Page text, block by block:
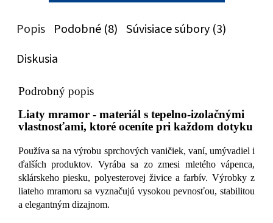
Popis Podobné (8) Súvisiace súbory (3)
Diskusia
Podrobný popis
Liaty mramor - materiál s tepelno-izolačnými
vlastnosťami, ktoré oceníte pri každom dotyku
Používa sa na výrobu sprchových vaničiek, vaní, umývadiel i
ďalších produktov. Vyrába sa zo zmesi mletého vápenca,
sklárskeho piesku, polyesterovej živice a farbív. Výrobky z
liateho mramoru sa vyznačujú vysokou pevnosťou, stabilitou
a elegantným dizajnom.